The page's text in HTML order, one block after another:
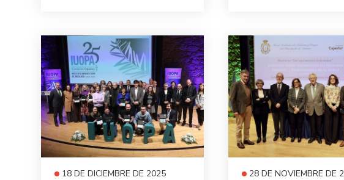
18 DE DICIEMBRE DE 2025 28 DE NOVIEMBRE DE